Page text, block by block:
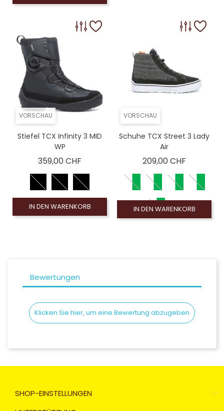
VORSCHAU
Stiefel TCX Infinity 3 MID
WP
359,00 CHF
IN DEN WARENKORB
VORSCHAU
Schuhe TCX Street 3 Lady
Air
209,00 CHF
IN DEN WARENKORB
Bewertungen
Klicken Sie hier, um eine Bewertung abzugeben
SHOP-EINSTELLUNGEN